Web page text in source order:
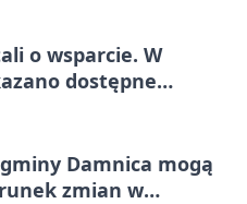
o wsparcie. W
dostępne
Damnica mogą
zmian w